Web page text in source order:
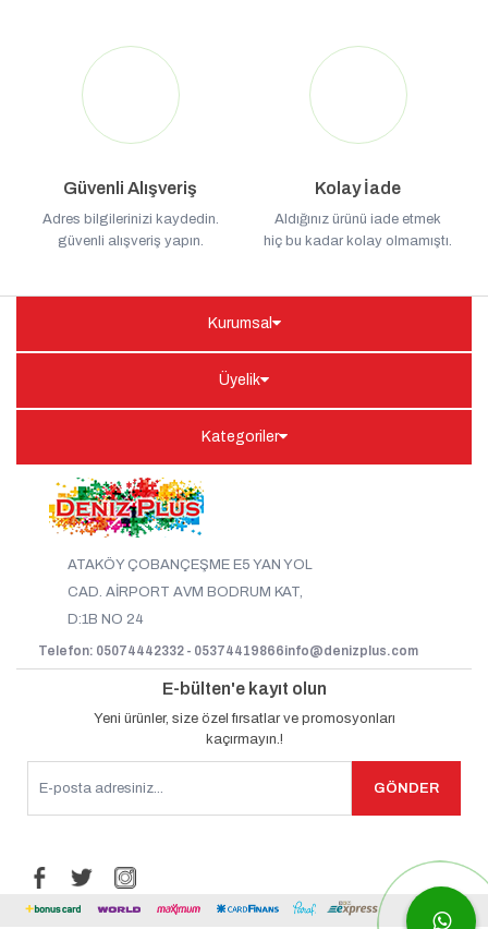
Güvenli Alışveriş
Adres bilgilerinizi kaydedin.
güvenli alışveriş yapın.
Kolay İade
Aldığınız ürünü iade etmek
hiç bu kadar kolay olmamıştı.
Kurumsal
Üyelik
Kategoriler
ATAKÖY ÇOBANÇEŞME E5 YAN YOL
CAD. AİRPORT AVM BODRUM KAT,
D:1B NO 24
Telefon: 05074442332 - 05374419866info@denizplus.com
E-bülten'e kayıt olun
Yeni ürünler, size özel fırsatlar ve promosyonları
kaçırmayın.!